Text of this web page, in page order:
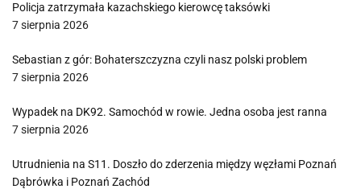
Policja zatrzymała kazachskiego kierowcę taksówki
7 sierpnia 2026
Sebastian z gór: Bohaterszczyzna czyli nasz polski problem
7 sierpnia 2026
Wypadek na DK92. Samochód w rowie. Jedna osoba jest ranna
7 sierpnia 2026
Utrudnienia na S11. Doszło do zderzenia między węzłami Poznań
Dąbrówka i Poznań Zachód